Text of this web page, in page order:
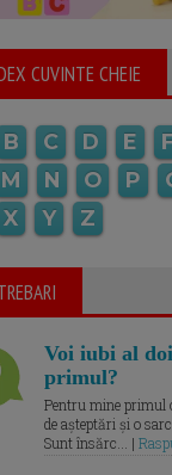
CUVINTE CHEIE
B C D E
M N O P
X Y Z
Voi iubi al
primul?
Pentru mine primul
de așteptări și o
Sunt însărc... |